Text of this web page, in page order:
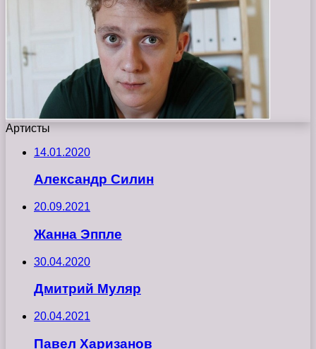
Артисты
14.01.2020
Александр Силин
20.09.2021
Жанна Эппле
30.04.2020
Дмитрий Муляр
20.04.2021
Павел Харизанов